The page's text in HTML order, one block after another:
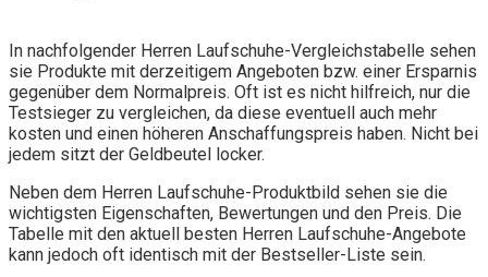
In nachfolgender Herren Laufschuhe-Vergleichstabelle sehen
sie Produkte mit derzeitigem Angeboten bzw. einer Ersparnis
gegenüber dem Normalpreis. Oft ist es nicht hilfreich, nur die
Testsieger zu vergleichen, da diese eventuell auch mehr
kosten und einen höheren Anschaffungspreis haben. Nicht bei
jedem sitzt der Geldbeutel locker.
Neben dem Herren Laufschuhe-Produktbild sehen sie die
wichtigsten Eigenschaften, Bewertungen und den Preis. Die
Tabelle mit den aktuell besten Herren Laufschuhe-Angebote
kann jedoch oft identisch mit der Bestseller-Liste sein.